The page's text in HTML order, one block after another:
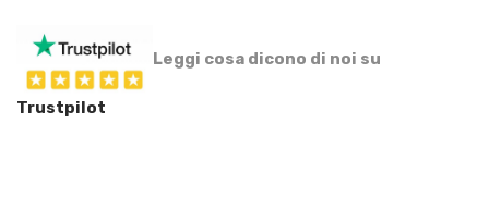
Leggi cosa dicono di noi su
Trustpilot